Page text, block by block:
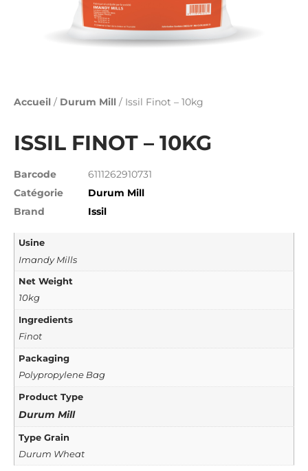
Accueil / Durum Mill / Issil Finot – 10kg
ISSIL FINOT – 10KG
Barcode
6111262910731
Catégorie
Durum Mill
Brand
Issil
Usine
Imandy Mills
Net Weight
10kg
Ingredients
Finot
Packaging
Polypropylene Bag
Product Type
Durum Mill
Type Grain
Durum Wheat